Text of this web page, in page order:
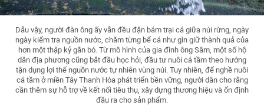
Dẫu vậy, người đàn ông ấy vẫn đều đặn bám trại cá giữa núi rừng, ngày
ngày kiểm tra nguồn nước, chăm từng bể cá như gìn giữ thành quả của
hơn một thập kỷ gắn bó. Từ mô hình của gia đình ông Sâm, một số hộ
dân địa phương cũng bắt đầu học hỏi, đầu tư nuôi cá tầm theo hướng
tận dụng lợi thế nguồn nước tự nhiên vùng núi. Tuy nhiên, để nghề nuôi
cá tầm ở miền Tây Thanh Hóa phát triển bền vững, người dân cho rằng
cần thêm sự hỗ trợ về kết nối tiêu thụ, xây dựng thương hiệu và ổn định
đầu ra cho sản phẩm.